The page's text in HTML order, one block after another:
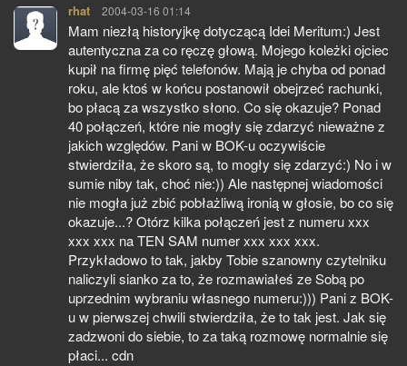
rhat pisze:
2004-03-16 01:14
Mam niezłą historyjkę dotyczącą Idei Meritum:) Jest
autentyczna za co ręczę głową. Mojego koleżki ojciec
kupił na firmę pięć telefonów. Mają je chyba od ponad
roku, ale ktoś w końcu postanowił obejrzeć rachunki,
bo płacą za wszystko słono. Co się okazuje? Ponad
40 połączeń, które nie mogły się zdarzyć nieważne z
jakich względów. Pani w BOK-u oczywiście
stwierdziła, że skoro są, to mogły się zdarzyć:) No i w
sumie niby tak, choć nie:)) Ale następnej wiadomości
nie mogła już zbić pobłażliwą ironią w głosie, bo co się
okazuje...? Otórz kilka połączeń jest z numeru xxx
xxx xxx na TEN SAM numer xxx xxx xxx.
Przykładowo to tak, jakby Tobie szanowny czytelniku
naliczyli sianko za to, że rozmawiałeś ze Sobą po
uprzednim wybraniu własnego numeru:))) Pani z BOK-
u w pierwszej chwili stwierdziła, że to tak jest. Jak się
zadzwoni do siebie, to za taką rozmowę normalnie się
płaci... cdn